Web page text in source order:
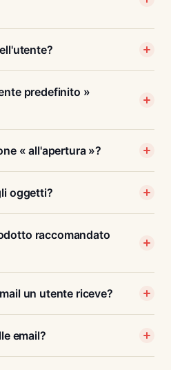
predefinito »
« all'apertura »?
oggetti?
raccomandato
un utente riceve?
email?